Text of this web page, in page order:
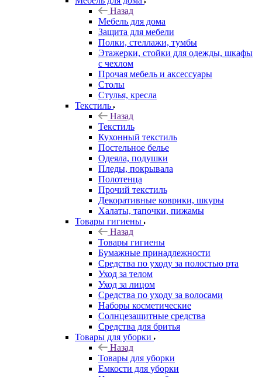
Назад
Мебель для дома
Защита для мебели
Полки, стеллажи, тумбы
Этажерки, стойки для одежды, шкафы
с чехлом
Прочая мебель и аксессуары
Столы
Стулья, кресла
Текстиль
Назад
Текстиль
Кухонный текстиль
Постельное белье
Одеяла, подушки
Пледы, покрывала
Полотенца
Прочий текстиль
Декоративные коврики, шкуры
Халаты, тапочки, пижамы
Товары гигиены
Назад
Товары гигиены
Бумажные принадлежности
Средства по уходу за полостью рта
Уход за телом
Уход за лицом
Средства по уходу за волосами
Наборы косметические
Солнцезащитные средства
Средства для бритья
Товары для уборки
Назад
Товары для уборки
Емкости для уборки